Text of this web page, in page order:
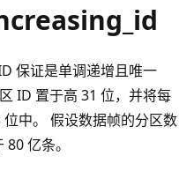
保证是单调递增且唯一
ID 置于高 31 位，并将每
中。 假设数据帧的分区数
亿条。